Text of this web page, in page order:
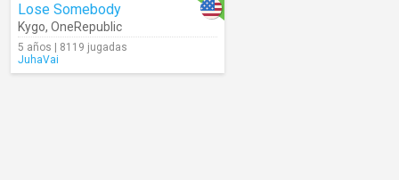
Lose Somebody
Kygo, OneRepublic
5 años | 8119 jugadas
JuhaVai